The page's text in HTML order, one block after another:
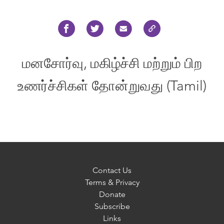
மனசோர்வு, மகிழ்ச்சி மற்றும் பிற
உணர்ச்சிகள் தோன்றுவது (Tamil)
Contact Us
Terms & Privacy
Donate
Subscribe
Links